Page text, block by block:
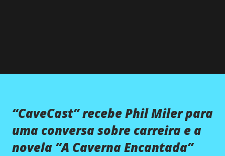
“CaveCast” recebe Phil Miler para
uma conversa sobre carreira e a
novela “A Caverna Encantada”